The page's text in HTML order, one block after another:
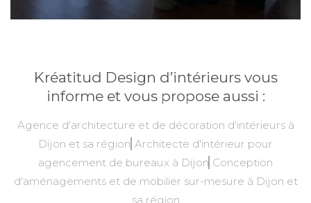
Kréatitud Design d’intérieurs vous
informe et vous propose aussi :
Agence d'architecture et de décoration d'intérieurs à
Dijon et sa région Architecte d'intérieur pour
agencement de bureaux à Dijon Conception
d'aménagements et de mobilier sur-mesure à Dijon et
sa région